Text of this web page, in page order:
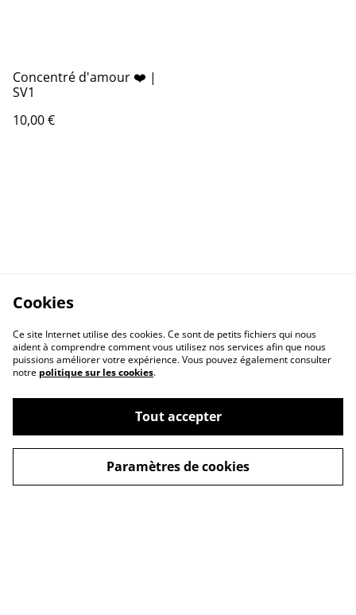
Concentré d'amour ❤️ |
SV1
10,00 €
Conditions Générales
de Vente
Mentions légales
Cookies
Ce site Internet utilise des cookies. Ce sont de petits fichiers qui nous
aident à comprendre comment vous utilisez nos services afin que nous
puissions améliorer votre expérience. Vous pouvez également consulter
notre politique sur les cookies.
Tout accepter
Paramètres de cookies